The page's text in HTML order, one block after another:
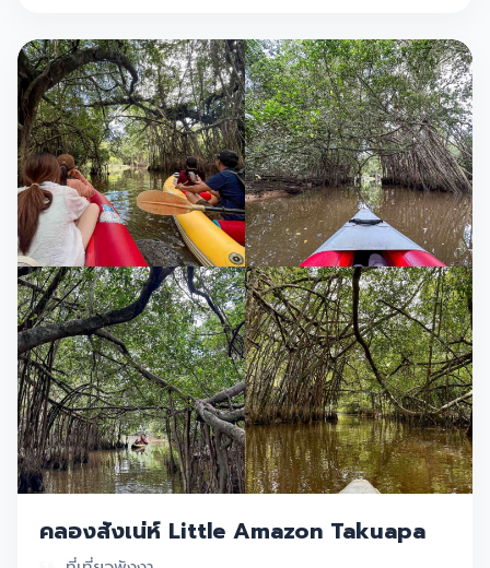
คลองสังเน่ห์ Little Amazon Takuapa